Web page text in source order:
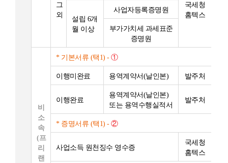
그
외
국세청
홈텍스
설립 6개
월 이상
사업자등록증명원
부가가치세 과세표준
증명원
비
소
속
(프
리
랜
* 기본서류 (택1) - ①
이행미완료 용역계약서(날인본) 발주처
이행완료
용역계약서(날인본)
또는 용역수행실적서
발주처
* 증명서류 (택1) - ②
사업소득 원천징수 영수증
국세청
홈텍스